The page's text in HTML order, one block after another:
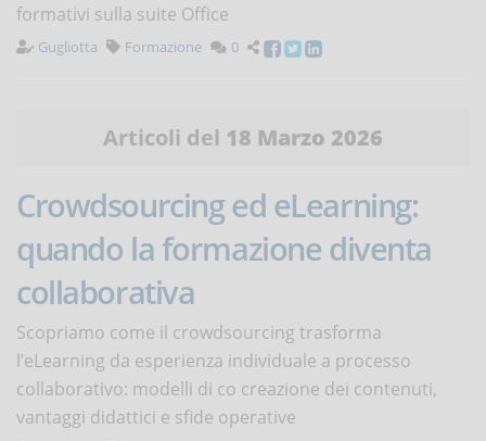
formativi sulla suite Office
Gugliotta Formazione 0
Articoli del 18 Marzo 2026
Crowdsourcing ed eLearning:
quando la formazione diventa
collaborativa
Scopriamo come il crowdsourcing trasforma
l’eLearning da esperienza individuale a processo
collaborativo: modelli di co creazione dei contenuti,
vantaggi didattici e sfide operative